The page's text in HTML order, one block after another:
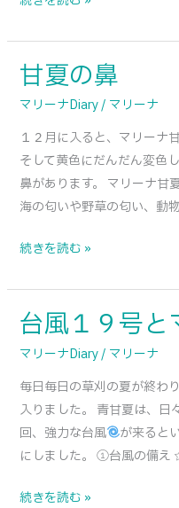
甘夏の鼻
マリーナDiary/ マリーナ
１２月に入ると、マリーナ
そして黄色にだんだん変色
鼻があります。 マリーナ甘
海の匂いや野草の匂い、動
甘
鼻
続きを読む »
台風１９号と
マリーナDiary/ マリーナ
毎日毎日の草刈の夏が終わ
入りました。 青甘夏は、日
回、強力な台風
が来ると
にしました。 ①台風の備え
台
９
号
と
マ
ー
続きを読む »